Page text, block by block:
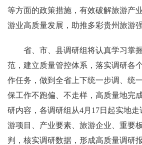
等方面的政策措施，有效破解旅游产
游业高质量发展，助推多彩贵州旅游
省、市、县调研组将认真学习掌
范，建立质量管控体系，落实调研各
作任务，做到全省上下统一步调、统
保工作不跑偏、不走样，高质量地完
研内容，各调研组从4月17日起实地
游项目、产业要素、旅游企业、重要
判，核实调研数据，形成高质量调研